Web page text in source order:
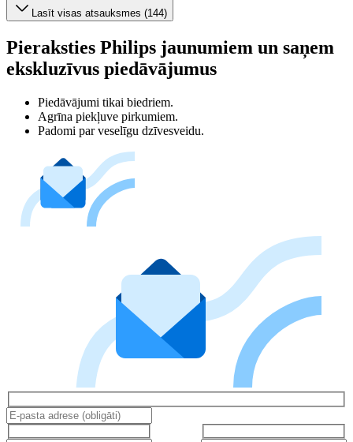
Lasīt visas atsauksmes (144)
Pieraksties Philips jaunumiem un saņem
ekskluzīvus piedāvājumus
Piedāvājumi tikai biedriem.
Agrīna piekļuve pirkumiem.
Padomi par veselīgu dzīvesveidu.